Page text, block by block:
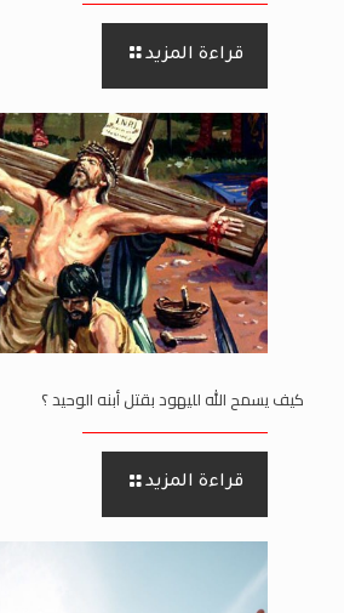
قراءة المزيد
كيف يسمح الله لليهود بقتل أبنه الوحيد ؟
قراءة المزيد